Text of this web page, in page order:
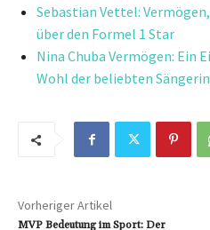
Sebastian Vettel:
über den Formel 1 Star
Nina Chuba Vermögen: Ein
Wohl der beliebten Sängerin
Vorheriger Artikel
MVP Bedeutung im Sport: Der